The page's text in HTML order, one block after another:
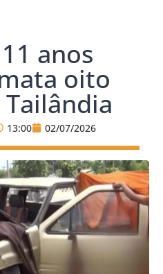
anos
oito
13:00 02/07/2026